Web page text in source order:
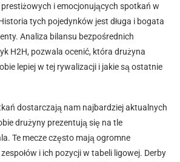
i emocjonujących spotkań w
tych pojedynków jest długa i bogata
Analiza bilansu bezpośrednich
H2H, pozwala ocenić, która drużyna
lepiej w tej rywalizacji i jakie są ostatnie
dostarczają nam najbardziej aktualnych
drużyny prezentują się na tle
Te mecze często mają ogromne
i ich pozycji w tabeli ligowej. Derby